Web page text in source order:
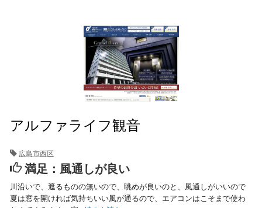
アルファライフ観音
広島市西区
満足：風通しが良い
川沿いで、遮るものの無いので、眺めが良いのと、風通しがいいので
夏は窓を開ければ気持ちいい風が通るので、エアコンはこそまで使わ